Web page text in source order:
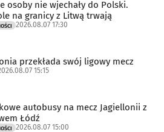
osoby nie wjechały do Polski.
na granicy z Litwą trwają
2026.08.07 17:30
przekłada swój ligowy mecz
15:15
autobusy na mecz Jagiellonii z
Łódź
2026.08.07 15:00